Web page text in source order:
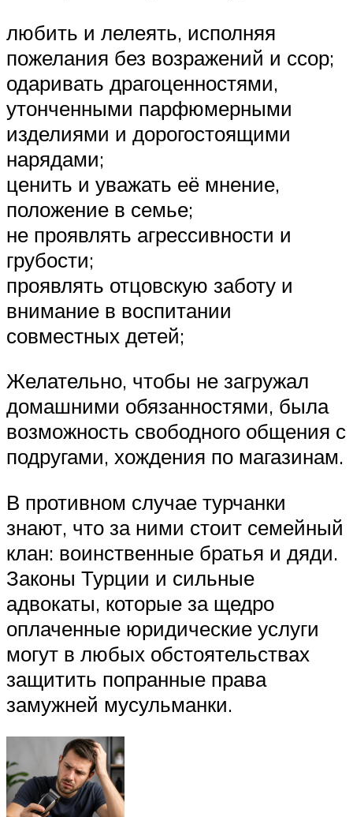
любить и лелеять, исполняя
пожелания без возражений и ссор;
одаривать драгоценностями,
утонченными парфюмерными
изделиями и дорогостоящими
нарядами;
ценить и уважать её мнение,
положение в семье;
не проявлять агрессивности и
грубости;
проявлять отцовскую заботу и
внимание в воспитании
совместных детей;
Желательно, чтобы не загружал
домашними обязанностями, была
возможность свободного общения с
подругами, хождения по магазинам.
В противном случае турчанки
знают, что за ними стоит семейный
клан: воинственные братья и дяди.
Законы Турции и сильные
адвокаты, которые за щедро
оплаченные юридические услуги
могут в любых обстоятельствах
защитить попранные права
замужней мусульманки.